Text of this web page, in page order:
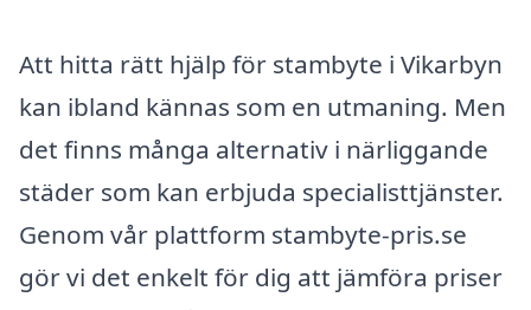
Att hitta rätt hjälp för stambyte i Vikarbyn
kan ibland kännas som en utmaning. Men
det finns många alternativ i närliggande
städer som kan erbjuda specialisttjänster.
Genom vår plattform stambyte-pris.se
gör vi det enkelt för dig att jämföra priser